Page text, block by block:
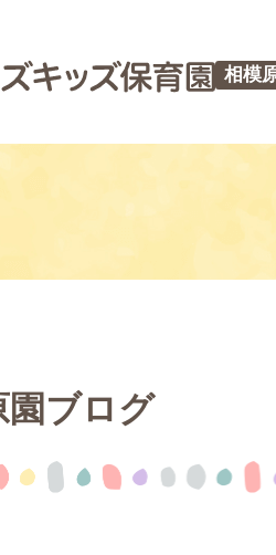
相模
園ブログ